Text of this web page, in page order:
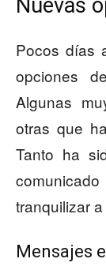
Nuevas
Pocos días
opciones
Algunas
otras que
Tanto ha
tranquilizar
Mensajes